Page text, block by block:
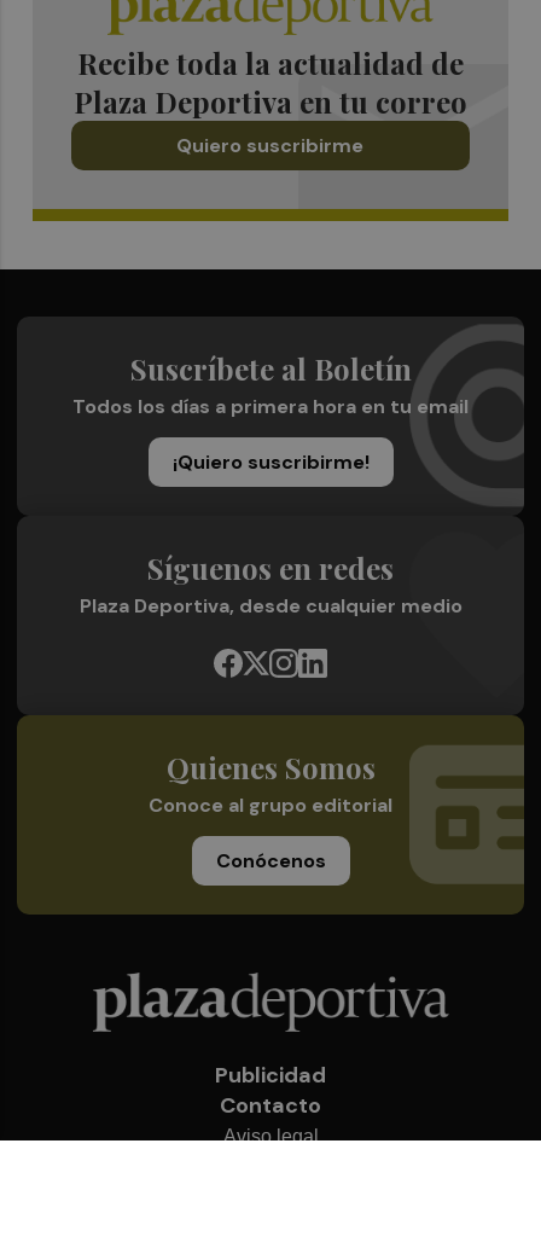
Recibe toda la actualidad de
Plaza Deportiva en tu correo
Quiero suscribirme
Suscríbete al Boletín
Todos los días a primera hora en tu email
¡Quiero suscribirme!
Síguenos en redes
Plaza Deportiva, desde cualquier medio
Quienes Somos
Conoce al grupo editorial
Conócenos
Publicidad
Contacto
Aviso legal